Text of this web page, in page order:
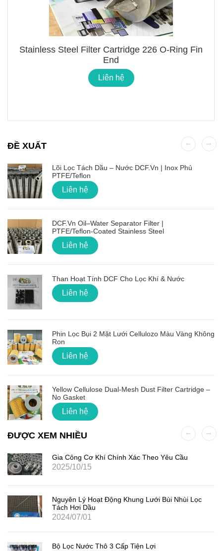
Stainless Steel Filter Cartridge 226 O-Ring Fin
End
Liên hệ
ĐỀ XUẤT
Lõi Lọc Tách Dầu – Nước DCF.vn | Inox Phủ
PTFE/Teflon
Liên hệ
DCF.vn Oil–Water Separator Filter |
PTFE/Teflon‑Coated Stainless Steel
Liên hệ
Than Hoạt Tính DCF Cho Lọc Khí & Nước
Liên hệ
Phin Lọc Bụi 2 Mặt Lưới Cellulozo Màu Vàng Không
Ron
Liên hệ
Yellow Cellulose Dual-Mesh Dust Filter Cartridge –
No Gasket
Liên hệ
ĐƯỢC XEM NHIỀU
Gia Công Cơ Khí Chính Xác Theo Yêu Cầu
2025/10/15
Nguyên Lý Hoạt Động Khung Lưới Bùi Nhùi Lọc
Tách Hơi Dầu
2024/07/01
Bộ Lọc Nước Thô 3 Cấp Tiện Lợi